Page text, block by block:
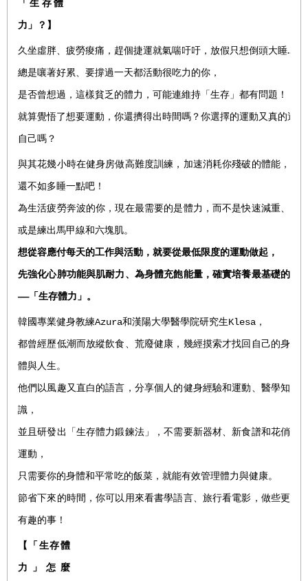
「生存體
力」？】
久坐虛胖、疲勞痠痛，趕個捷運就氣喘吁吁，放假只想倒頭大睡……
總是嚷著好累、要撐過一天都活動很吃力的你，
是否曾想過，這樣貧乏的體力，可能連維持「生存」都有問題！
就算覺悟了想要運動，你還擠得出時間嗎？你選擇的運動又真的適合
自己嗎？
與其花幾小時在健身房做高難度訓練，加速消耗你殘破的體能，
還不如多睡一點吧！
為生活疲勞奔波的你，現在最需要的是體力，而不是快速減重、
或是練出馬甲線和六塊肌。
想從容應付每天的工作與活動，就要從最低限度的運動做起，
先強化心肺功能與肌耐力、為身體充飽能量，確實培養最基礎的
——「生存體力」。
韓國專業健身教練Azura和漢陽大學醫學院研究生Klesa，
都曾經歷低潮而放縱飲食、荒廢健康，幾經摸索才找回自己的身
體與人生。
他們以風趣又直白的語言，分享個人的健身經驗和運動、醫學知
識，
並且研發出「生存體力鍛鍊法」，不需要新器材、新食譜和花俏
運動，
只需要你的身體和平常吃的飯菜，就能有效管理體力與健康。
節省下來的時間，你可以用來看書學語言、旅行看電影，做些更
有趣的事！
【「生存體
力」怎麼